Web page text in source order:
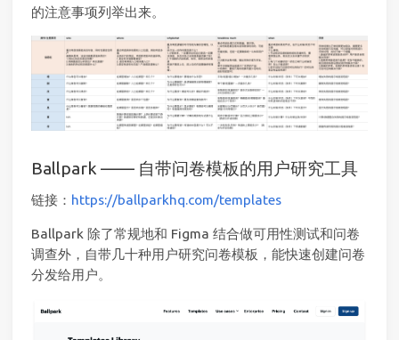
的注意事项列举出来。
Ballpark —— 自带问卷模板的用户研究工具
链接： https://ballparkhq.com/templates
Ballpark 除了常规地和 Figma 结合做可用性测试和问卷
调查外，自带几十种用户研究问卷模板，能快速创建问卷
分发给用户。